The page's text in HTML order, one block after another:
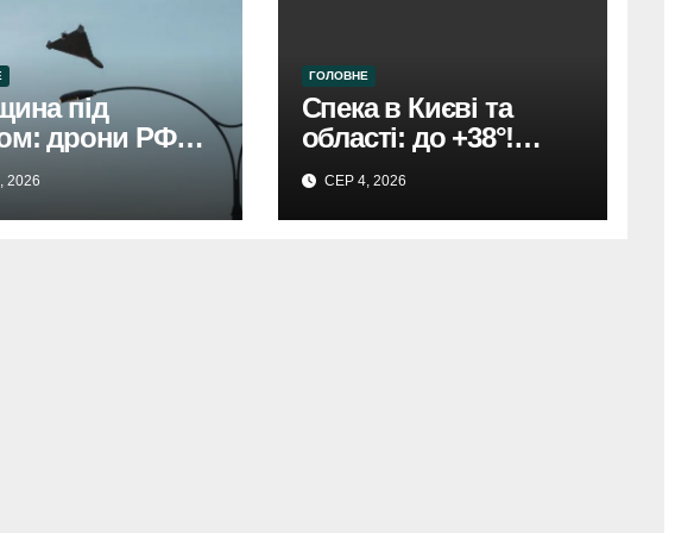
під
дрони РФ
жінку.
2026
ГОЛОВНЕ
Спека в Києві та
області: до +38°!
Прогноз
Укргідрометеоцентру
.
СЕР 4, 2026